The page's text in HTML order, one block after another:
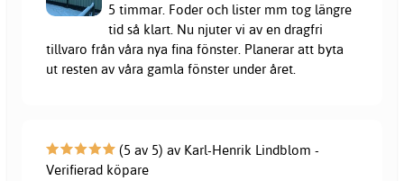
5 timmar. Foder och lister mm tog längre
tid så klart. Nu njuter vi av en dragfri
tillvaro från våra nya fina fönster. Planerar att byta
ut resten av våra gamla fönster under året.
(5 av 5) av Karl-Henrik Lindblom -
Verifierad köpare